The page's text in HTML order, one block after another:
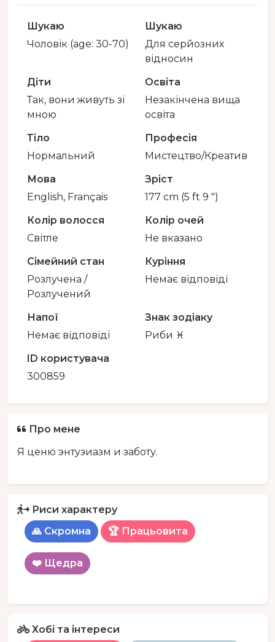
Шукаю
Чоловік (age: 30-70)
Шукаю
Для серйозних
відносин
Діти
Так, вони живуть зі
мною
Освіта
Незакінчена вища
освіта
Тіло
Нормальний
Професія
Мистецтво/Креатив
Мова
English, Français
Зріст
177 cm (5 ft 9 ")
Колір волосся
Світле
Колір очей
Не вказано
Сімейний стан
Розлучена /
Розлучений
Куріння
Немає відповіді
Напої
Немає відповіді
Знак зодіаку
Риби ♓️
ID користувача
300859
Про мене
Я ценю энтузиазм и заботу.
Риси характеру
🙏 Скромна
🏆 Працьовита
❤️ Щедра
Хобі та інтереси